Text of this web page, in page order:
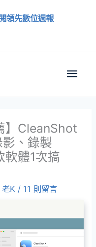
領先數位週報
主
單
】CleanShot
、錄製
軟體1次搞
老K / 11 則留言